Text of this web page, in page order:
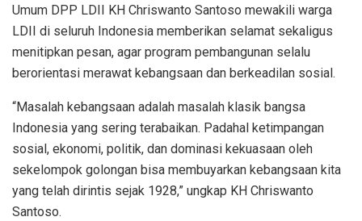
Umum DPP LDII KH Chriswanto Santoso mewakili warga
LDII di seluruh Indonesia memberikan selamat sekaligus
menitipkan pesan, agar program pembangunan selalu
berorientasi merawat kebangsaan dan berkeadilan sosial.
“Masalah kebangsaan adalah masalah klasik bangsa
Indonesia yang sering terabaikan. Padahal ketimpangan
sosial, ekonomi, politik, dan dominasi kekuasaan oleh
sekelompok golongan bisa membuyarkan kebangsaan kita
yang telah dirintis sejak 1928,” ungkap KH Chriswanto
Santoso.